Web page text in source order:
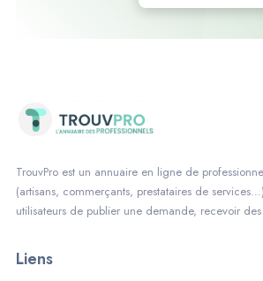
TrouvPro est un annuaire en ligne de
(artisans, commerçants, prestataires de
utilisateurs de publier une demande, recevoir
Liens